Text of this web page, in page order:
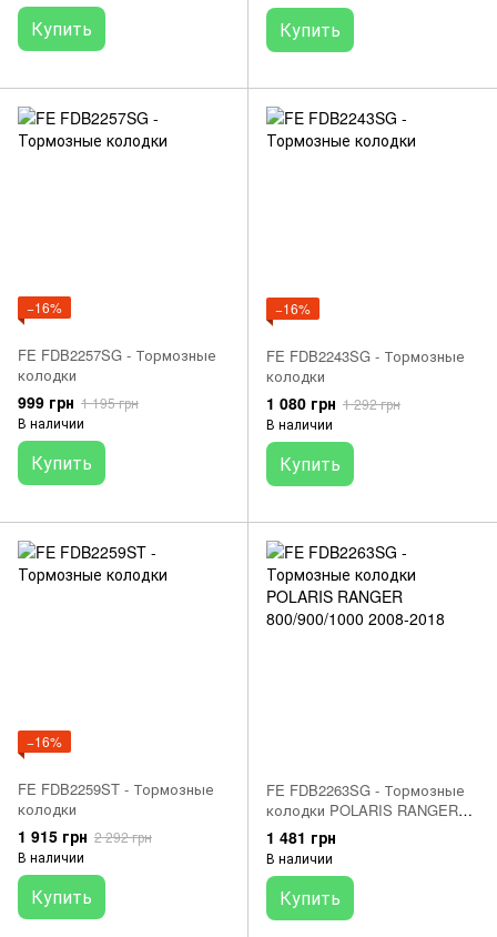
Купить Купить
−16%
FE FDB2257SG - Тормозные
колодки
999 грн 1 195 грн
В наличии
Купить
−16%
FE FDB2243SG - Тормозные
колодки
1 080 грн 1 292 грн
В наличии
Купить
−16%
FE FDB2259ST - Тормозные
колодки
1 915 грн 2 292 грн
В наличии
Купить
FE FDB2263SG - Тормозные
колодки POLARIS RANGER
800/900/1000 2008-2018
1 481 грн
В наличии
Купить